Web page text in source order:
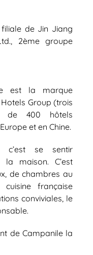
de Jin Jiang
2ème groupe
est la marque
Group (trois
de 400 hôtels
et en Chine.
c’est se sentir
maison. C’est
de chambres au
cuisine française
conviviales, le
de Campanile la